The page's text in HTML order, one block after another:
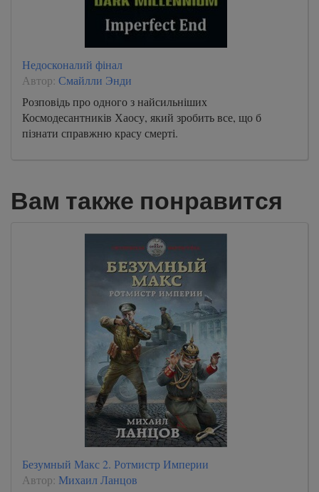
Недосконалий фінал
Автор: Смайлли Энди
Розповідь про одного з найсильніших
Космодесантників Хаосу, який зробить все, що б
пізнати справжню красу смерті.
Вам также понравится
Безумный Макс 2. Ротмистр Империи
Автор: Михаил Ланцов